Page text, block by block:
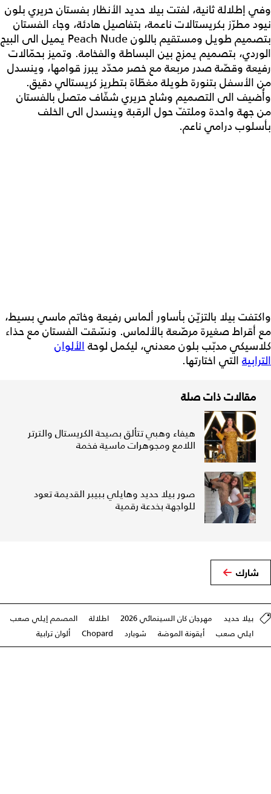
وفي إطلالة ثانية، لفتت بيلا حديد الأنظار بفستان حريري بلون
نيود مطرّز بكريستالات ناعمة، بتفاصيل هادئة، وجاء الفستان
بتصميم طويل ومستقيم باللون Peach Nude يميل الى البيج
الوردي، بتصميم يمزج بين البساطة والفخامة. وتميز بحمّالات
رفيعة وقصّة صدر مربعة مع خصر محدّد يبرز قوامها، وينسدل
من الأسفل بتنورة طويلة مغطّاة بتطريز كريستالي دقيق.
وأُضيف الى التصميم وشاح حريري شفّاف متصل بالفستان
من جهة واحدة وملتفّ حول الرقبة وينسدل الى الخلف
بأسلوب درامي ناعم.
واكتفت بيلا بالتزيّن بأساور ألماس رفيعة وخاتم ماسي بسيط،
مع أقراط صغيرة مرصّعة بالألماس. ونسّقت الفستان مع حذاء
كلاسيكي مدبّب بلون معدني، ليكمل لوحةالألوان
الترابية التي اختارتها.
مقالات ذات صلة
هيفاء وهبي تتألق بصيحة الكريستال والترتر
اللامع ومجوهرات ماسية فخمة
صور بيلا حديد وهايلي ببيبر القديمة تعود
للواجهة بخدعة رقمية
شارك
بيلا حديد مهرجان كان السينمائي 2026 اطلالة
المصمم إيلي صعب
ايلي صعب
أيقونة الموضة شوبارد Chopard ألوان ترابية